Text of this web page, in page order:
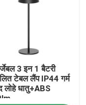
3 इन 1 बैटरी
टेबल लैंप IP44 गर्म
लोहे धातु+ABS